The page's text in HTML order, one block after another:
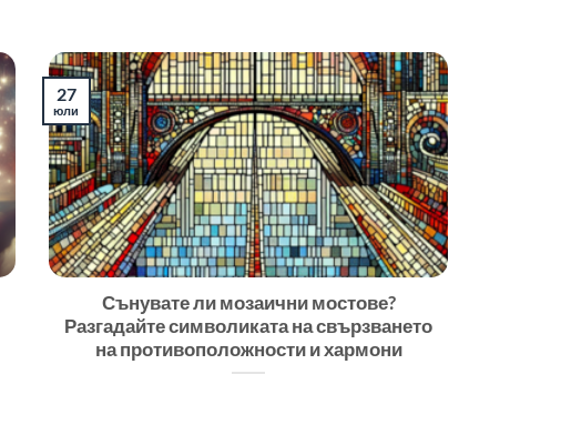
Сънувате ли мозаични мостове?
Разгадайте символиката на свързването
на противоположности и хармони
27
юли